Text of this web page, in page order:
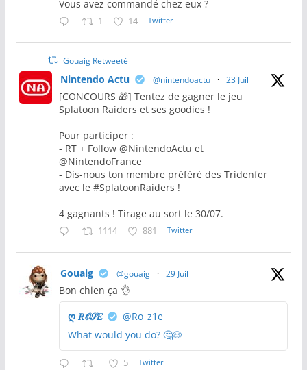
Vous avez commandé chez eux ?
1 14 Twitter
Gouaig Retweeté
Nintendo Actu @nintendoactu · 23 Juil
[CONCOURS 🎁] Tentez de gagner le jeu
Splatoon Raiders et ses goodies !
Pour participer :
- RT + Follow @NintendoActu et
@NintendoFrance
- Dis-nous ton membre préféré des Tridenfer
avec le #SplatoonRaiders !
4 gagnants ! Tirage au sort le 30/07.
1114 881 Twitter
Gouaig @gouaig · 29 Juil
Bon chien ça 👌
ღ 𝑅𝒪𝒮𝐸
@Ro_z1e
What would you do? 🤔🐶
5 Twitter